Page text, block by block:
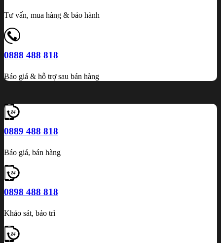
Tư vấn, mua hàng & bảo hành
0888 488 818
Báo giá & hỗ trợ sau bán hàng
0889 488 818
Báo giá, bán hàng
0898 488 818
Khảo sát, bảo trì